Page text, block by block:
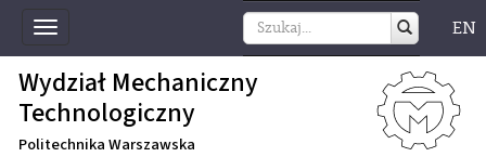
Toggle
navigation
EN
Wydział Mechaniczny
Technologiczny
Politechnika Warszawska